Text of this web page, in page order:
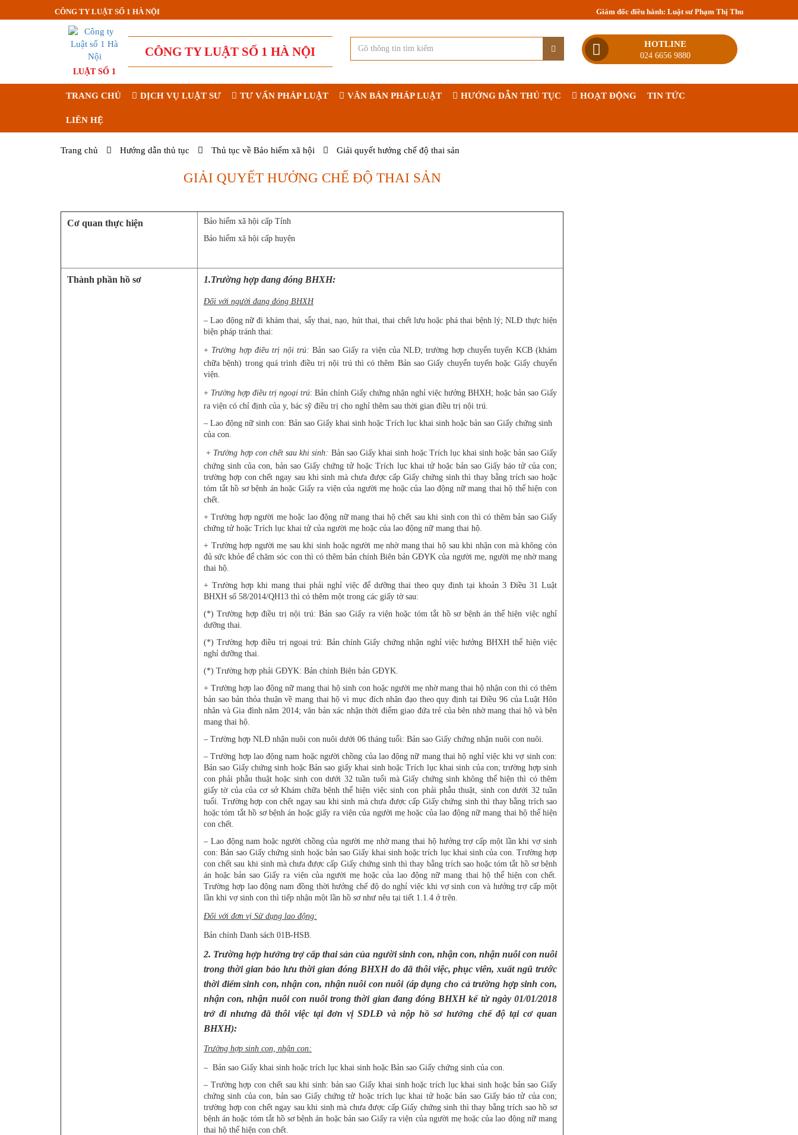
CÔNG TY LUẬT SỐ 1 HÀ NỘI Giám đốc điều hành: Luật sư Phạm Thị Thu
LUẬT SỐ 1
CÔNG TY LUẬT SỐ 1 HÀ NỘI
HOTLINE
024 6656 9880
TRANG CHỦ DỊCH VỤ LUẬT SƯ TƯ VẤN PHÁP LUẬT VĂN BẢN PHÁP LUẬT HƯỚNG DẪN THỦ TỤC HOẠT ĐỘNG TIN TỨC
LIÊN HỆ
Trang chủ Hướng dẫn thủ tục Thủ tục về Bảo hiểm xã hội Giải quyết hưởng chế độ thai sản
GIẢI QUYẾT HƯỞNG CHẾ ĐỘ THAI SẢN
Cơ quan thực hiện
Bảo hiểm xã hội cấp Tỉnh
Bảo hiểm xã hội cấp huyện
Thành phần hồ sơ 1.Trường hợp đang đóng BHXH:
Đối với người đang đóng BHXH
– Lao động nữ đi khám thai, sẩy thai, nạo, hút thai, thai chết lưu hoặc phá thai bệnh lý; NLĐ thực hiện
biện pháp tránh thai:
+ Trường hợp điều trị nội trú: Bản sao Giấy ra viện của NLĐ; trường hợp chuyển tuyến KCB (khám
chữa bệnh) trong quá trình điều trị nội trú thì có thêm Bản sao Giấy chuyển tuyến hoặc Giấy chuyển
viện.
+ Trường hợp điều trị ngoại trú: Bản chính Giấy chứng nhận nghỉ việc hưởng BHXH; hoặc bản sao Giấy
ra viện có chỉ định của y, bác sỹ điều trị cho nghỉ thêm sau thời gian điều trị nội trú.
– Lao động nữ sinh con: Bản sao Giấy khai sinh hoặc Trích lục khai sinh hoặc bản sao Giấy chứng sinh
của con.
+ Trường hợp con chết sau khi sinh: Bản sao Giấy khai sinh hoặc Trích lục khai sinh hoặc bản sao Giấy
chứng sinh của con, bản sao Giấy chứng tử hoặc Trích lục khai tử hoặc bản sao Giấy báo tử của con;
trường hợp con chết ngay sau khi sinh mà chưa được cấp Giấy chứng sinh thì thay bằng trích sao hoặc
tóm tắt hồ sơ bệnh án hoặc Giấy ra viện của người mẹ hoặc của lao động nữ mang thai hộ thể hiện con
chết.
+ Trường hợp người mẹ hoặc lao động nữ mang thai hộ chết sau khi sinh con thì có thêm bản sao Giấy
chứng tử hoặc Trích lục khai tử của người mẹ hoặc của lao động nữ mang thai hộ.
+ Trường hợp người mẹ sau khi sinh hoặc người mẹ nhờ mang thai hộ sau khi nhận con mà không còn
đủ sức khỏe để chăm sóc con thì có thêm bản chính Biên bản GĐYK của người mẹ, người mẹ nhờ mang
thai hộ.
+ Trường hợp khi mang thai phải nghỉ việc để dưỡng thai theo quy định tại khoản 3 Điều 31 Luật
BHXH số 58/2014/QH13 thì có thêm một trong các giấy tờ sau:
(*) Trường hợp điều trị nội trú: Bản sao Giấy ra viện hoặc tóm tắt hồ sơ bệnh án thể hiện việc nghỉ
dưỡng thai.
(*) Trường hợp điều trị ngoại trú: Bản chính Giấy chứng nhận nghỉ việc hưởng BHXH thể hiện việc
nghỉ dưỡng thai.
(*) Trường hợp phải GĐYK: Bản chính Biên bản GĐYK.
+ Trường hợp lao động nữ mang thai hộ sinh con hoặc người mẹ nhờ mang thai hộ nhận con thì có thêm
bản sao bản thỏa thuận về mang thai hộ vì mục đích nhân đạo theo quy định tại Điều 96 của Luật Hôn
nhân và Gia đình năm 2014; văn bản xác nhận thời điểm giao đứa trẻ của bên nhờ mang thai hộ và bên
mang thai hộ.
– Trường hợp NLĐ nhận nuôi con nuôi dưới 06 tháng tuổi: Bản sao Giấy chứng nhận nuôi con nuôi.
– Trường hợp lao động nam hoặc người chồng của lao động nữ mang thai hộ nghỉ việc khi vợ sinh con:
Bản sao Giấy chứng sinh hoặc Bản sao giấy khai sinh hoặc Trích lục khai sinh của con; trường hợp sinh
con phải phẫu thuật hoặc sinh con dưới 32 tuần tuổi mà Giấy chứng sinh không thể hiện thì có thêm
giấy tờ của của cơ sở Khám chữa bệnh thể hiện việc sinh con phải phẫu thuật, sinh con dưới 32 tuần
tuổi. Trường hợp con chết ngay sau khi sinh mà chưa được cấp Giấy chứng sinh thì thay bằng trích sao
hoặc tóm tắt hồ sơ bệnh án hoặc giấy ra viện của người mẹ hoặc của lao động nữ mang thai hộ thể hiện
con chết.
– Lao động nam hoặc người chồng của người mẹ nhờ mang thai hộ hưởng trợ cấp một lần khi vợ sinh
con: Bản sao Giấy chứng sinh hoặc bản sao Giấy khai sinh hoặc trích lục khai sinh của con. Trường hợp
con chết sau khi sinh mà chưa được cấp Giấy chứng sinh thì thay bằng trích sao hoặc tóm tắt hồ sơ bệnh
án hoặc bản sao Giấy ra viện của người mẹ hoặc của lao động nữ mang thai hộ thể hiện con chết.
Trường hợp lao động nam đồng thời hưởng chế độ do nghỉ việc khi vợ sinh con và hưởng trợ cấp một
lần khi vợ sinh con thì tiếp nhận một lần hồ sơ như nêu tại tiết 1.1.4 ở trên.
Đối với đơn vị Sử dụng lao động:
Bản chính Danh sách 01B-HSB.
2. Trường hợp hưởng trợ cấp thai sản của người sinh con, nhận con, nhận nuôi con nuôi
trong thời gian bảo lưu thời gian đóng BHXH do đã thôi việc, phục viên, xuất ngũ trước
thời điểm sinh con, nhận con, nhận nuôi con nuôi (áp dụng cho cả trường hợp sinh con,
nhận con, nhận nuôi con nuôi trong thời gian đang đóng BHXH kể từ ngày 01/01/2018
trở đi nhưng đã thôi việc tại đơn vị SDLĐ và nộp hồ sơ hưởng chế độ tại cơ quan
BHXH):
Trường hợp sinh con, nhận con:
– Bản sao Giấy khai sinh hoặc trích lục khai sinh hoặc Bản sao Giấy chứng sinh của con.
– Trường hợp con chết sau khi sinh: bản sao Giấy khai sinh hoặc trích lục khai sinh hoặc bản sao Giấy
chứng sinh của con, bản sao Giấy chứng tử hoặc trích lục khai tử hoặc bản sao Giấy báo tử của con;
trường hợp con chết ngay sau khi sinh mà chưa được cấp Giấy chứng sinh thì thay bằng trích sao hồ sơ
bệnh án hoặc tóm tắt hồ sơ bệnh án hoặc bản sao Giấy ra viện của người mẹ hoặc của lao động nữ mang
thai hộ thể hiện con chết.